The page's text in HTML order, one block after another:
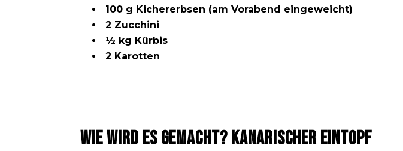
100 g Kichererbsen (am Vorabend eingeweicht)
2 Zucchini
½ kg Kürbis
2 Karotten
Wie wird es gemacht? Kanarischer Eintopf